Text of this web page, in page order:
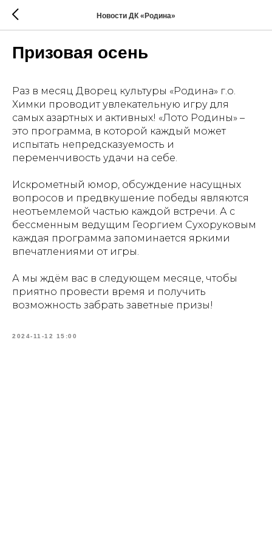
Новости ДК «Родина»
Призовая осень
Раз в месяц Дворец культуры «Родина» г.о.
Химки проводит увлекательную игру для
самых азартных и активных! «Лото Родины» –
это программа, в которой каждый может
испытать непредсказуемость и
переменчивость удачи на себе.
Искрометный юмор, обсуждение насущных
вопросов и предвкушение победы являются
неотъемлемой частью каждой встречи. А с
бессменным ведущим Георгием Сухоруковым
каждая программа запоминается яркими
впечатлениями от игры.
А мы ждём вас в следующем месяце, чтобы
приятно провести время и получить
возможность забрать заветные призы!
2024-11-12 15:00